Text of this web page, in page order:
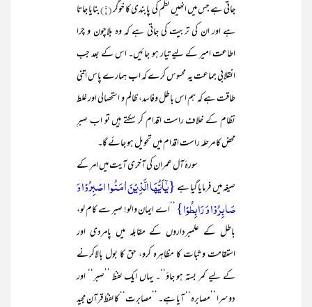
جاتی ہے جس میں انھیں نظم کی پابندی کا خوگر(۱) بنایا جاتا
ہے اور ان کی تربیت کی جاتی ہے کہ وہ بلاچون و چرا
اطاعت امیر کے لیے تیار ہو جائیں۔ اس کے بعد جب
انقلابی جماعت یہ محسوس کرے کہ اب ہمارے پاس اتنی
طاقت ہے کہ ہم اس باطل وفاسد، ظالم و استحصالی اور غلط
نظام کے خلاف راست اقدام کر سکتے ہیں تو اب صبرِ
محض کا مرحلہ راست اقدام میں تحویل ہو جائے گا۔
سورۂ آل عمران کی آخری آیت میں امر کے
صیغہ میں فرمایا گیا ہے{یٰۤاَیُّہَا الَّذِیۡنَ اٰمَنُوا اصۡبِرُوۡا وَ
صَابِرُوۡا وَ رَابِطُوۡا} ’’اے ایمان والو! صبر سے کام لو،
باطل کے علمبرداروں کے مقابلہ میں پامردی اور
استقامت و ثبات کا مظاہرہ کرو، حق کا بول بالاکرنے
کے لیے کمر بستہ ہو جاؤ‘‘۔ یہاں ایک لفظ ’’صبر‘‘ اور
دوسرا ’’مصابرہ‘‘ آیا ہے۔ ’’مصابرت‘‘ کا لفظ قرآن مجید